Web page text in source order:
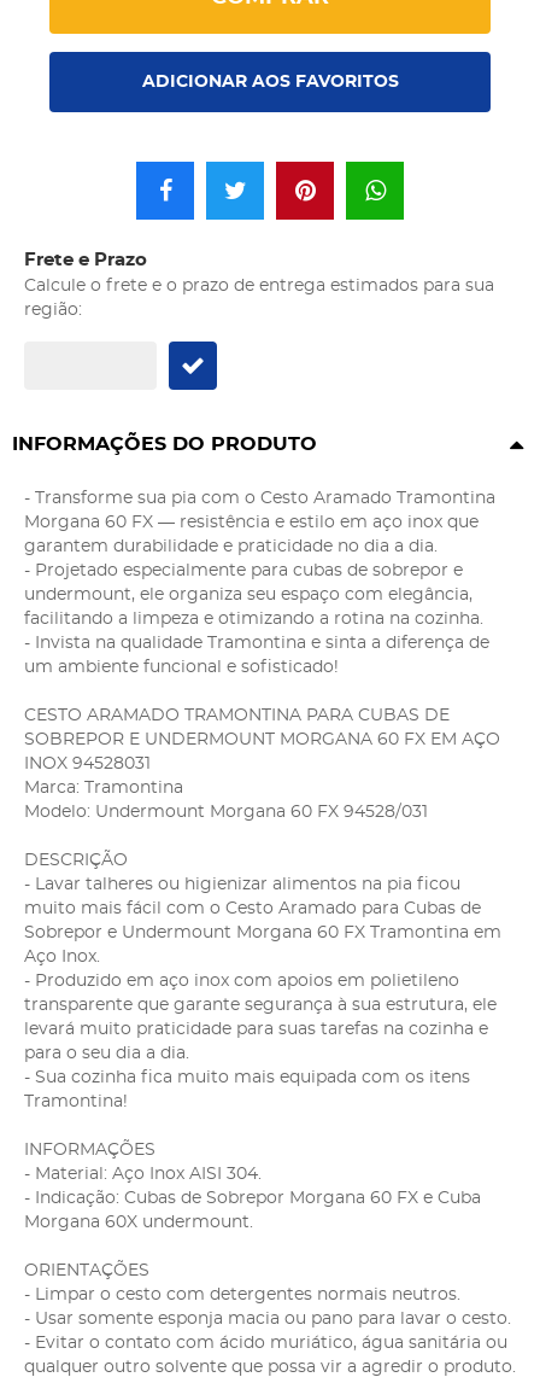
ADICIONAR AOS FAVORITOS
Frete e Prazo
Calcule o frete e o prazo de entrega estimados para sua
região:
INFORMAÇÕES DO PRODUTO
- Transforme sua pia com o Cesto Aramado Tramontina
Morgana 60 FX — resistência e estilo em aço inox que
garantem durabilidade e praticidade no dia a dia.
- Projetado especialmente para cubas de sobrepor e
undermount, ele organiza seu espaço com elegância,
facilitando a limpeza e otimizando a rotina na cozinha.
- Invista na qualidade Tramontina e sinta a diferença de
um ambiente funcional e sofisticado!
CESTO ARAMADO TRAMONTINA PARA CUBAS DE
SOBREPOR E UNDERMOUNT MORGANA 60 FX EM AÇO
INOX 94528031
Marca: Tramontina
Modelo: Undermount Morgana 60 FX 94528/031
DESCRIÇÃO
- Lavar talheres ou higienizar alimentos na pia ficou
muito mais fácil com o Cesto Aramado para Cubas de
Sobrepor e Undermount Morgana 60 FX Tramontina em
Aço Inox.
- Produzido em aço inox com apoios em polietileno
transparente que garante segurança à sua estrutura, ele
levará muito praticidade para suas tarefas na cozinha e
para o seu dia a dia.
- Sua cozinha fica muito mais equipada com os itens
Tramontina!
INFORMAÇÕES
- Material: Aço Inox AISI 304.
- Indicação: Cubas de Sobrepor Morgana 60 FX e Cuba
Morgana 60X undermount.
ORIENTAÇÕES
- Limpar o cesto com detergentes normais neutros.
- Usar somente esponja macia ou pano para lavar o cesto.
- Evitar o contato com ácido muriático, água sanitária ou
qualquer outro solvente que possa vir a agredir o produto.